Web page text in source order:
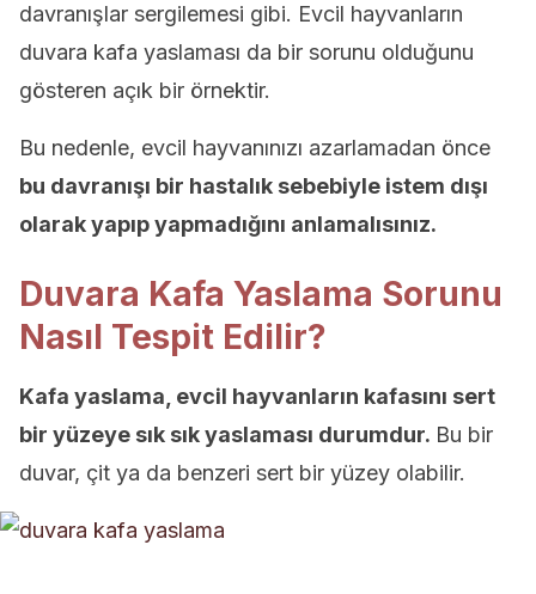
davranışlar sergilemesi gibi. Evcil hayvanların
duvara kafa yaslaması da bir sorunu olduğunu
gösteren açık bir örnektir.
Bu nedenle, evcil hayvanınızı azarlamadan önce
bu davranışı bir hastalık sebebiyle istem dışı
olarak yapıp yapmadığını anlamalısınız.
Duvara Kafa Yaslama Sorunu
Nasıl Tespit Edilir?
Kafa yaslama, evcil hayvanların kafasını sert
bir yüzeye sık sık yaslaması durumdur. Bu bir
duvar, çit ya da benzeri sert bir yüzey olabilir.